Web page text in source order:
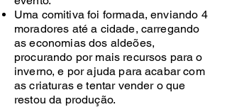
Uma comitiva foi formada, enviando 4
moradores até a cidade, carregando
as economias dos aldeões,
procurando por mais recursos para o
inverno, e por ajuda para acabar com
as criaturas e tentar vender o que
restou da produção.